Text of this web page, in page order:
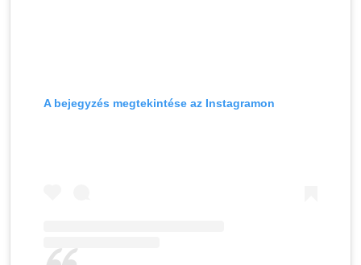
A bejegyzés megtekintése az Instagramon